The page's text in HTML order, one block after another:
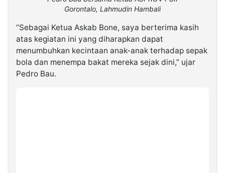
Gorontalo, Lahmudin Hambali
“Sebagai Ketua Askab Bone, saya berterima kasih
atas kegiatan ini yang diharapkan dapat
menumbuhkan kecintaan anak-anak terhadap sepak
bola dan menempa bakat mereka sejak dini,” ujar
Pedro Bau.